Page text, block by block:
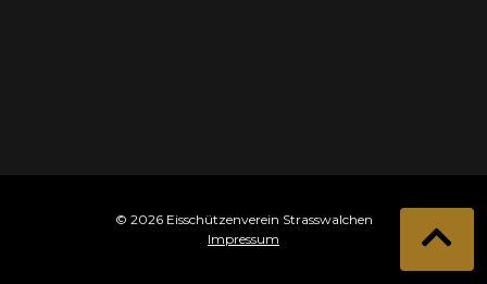
© 2026 Eisschützenverein Strasswalchen
Impressum